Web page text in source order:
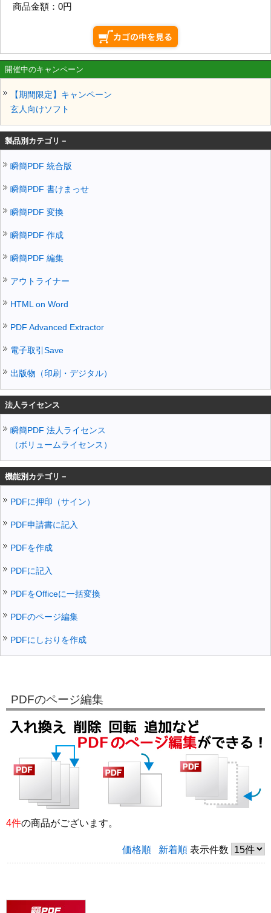
商品金額： 0円
開催中のキャンペーン
【期間限定】キャンペーン
玄人向けソフト
製品別カテゴリ－
瞬簡PDF 統合版
瞬簡PDF 書けまっせ
瞬簡PDF 変換
瞬簡PDF 作成
瞬簡PDF 編集
アウトライナー
HTML on Word
PDF Advanced Extractor
電子取引Save
出版物（印刷・デジタル）
法人ライセンス
瞬簡PDF 法人ライセンス
（ボリュームライセンス）
機能別カテゴリ－
PDFに押印（サイン）
PDF申請書に記入
PDFを作成
PDFに記入
PDFをOfficeに一括変換
PDFのページ編集
PDFにしおりを作成
PDFのページ編集
4件の商品がございます。
価格順 新着順 表示件数